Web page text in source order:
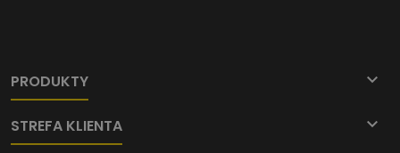
PRODUKTY 
STREFA KLIENTA 